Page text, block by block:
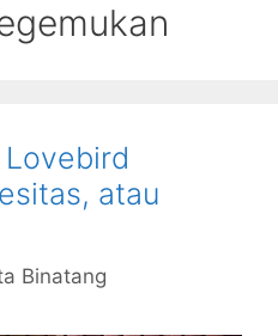
atau
Binatang